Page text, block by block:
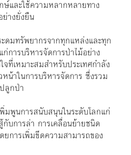
และใช้ความหลากหลายทาง
ย่างยั่งยืน
ดมทรัพยากรจากทุกแหล่งและทุก
การบริหารจัดการป่าไม้อย่าง
จที่เหมาะสมสำหรับประเทศกำลัง
น้าในการบริหารจัดการ ซึ่งรวม
ลูกป่า
มพูนการสนับสนุนในระดับโลกแก่
บการล่า การเคลื่อนย้ายชนิด
การเพิ่มขีดความสามารถของ